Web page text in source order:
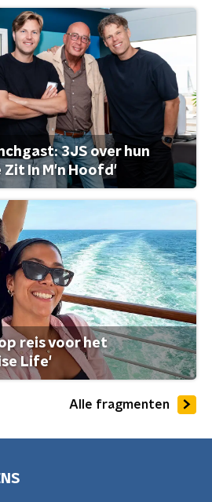
3JS over hun
Zit In M'n Hoofd'
reis voor het
Life'
Alle fragmenten